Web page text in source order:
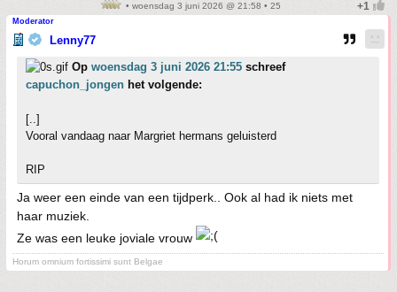
• woensdag 3 juni 2026 @ 21:58 • 25
Moderator
Lenny77
Op woensdag 3 juni 2026 21:55 schreef
capuchon_jongen het volgende:
[..]
Vooral vandaag naar Margriet hermans geluisterd
RIP
Ja weer een einde van een tijdperk.. Ook al had ik niets met
haar muziek.
Ze was een leuke joviale vrouw
Horum omnium fortissimi sunt Belgae